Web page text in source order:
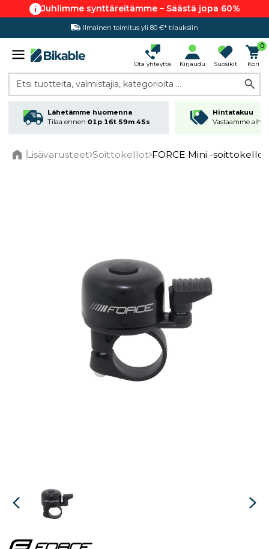
Juhlimme synttäreitämme – Säästä jopa 60%
Hintatakuu
Ota yhteyttä Kirjaudu Suosikit
0
Kori
Etsi tuotteita, valmistajia, kategorioita ...
Lähetämme huomenna
Tilaa ennen 01p 16t 59m 45s
Hintatakuu
Vastaamme
Lisävarusteet Soittokellot FORCE Mini -soittokello